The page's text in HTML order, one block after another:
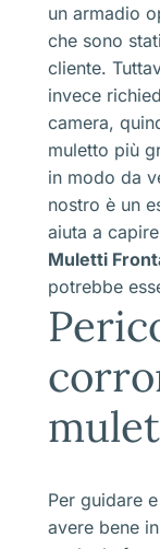
un armadio
che sono
cliente.
invece
camera,
muletto più
in modo da
nostro è un
aiuta a
Muletti
potrebbe
Per guidare
avere bene